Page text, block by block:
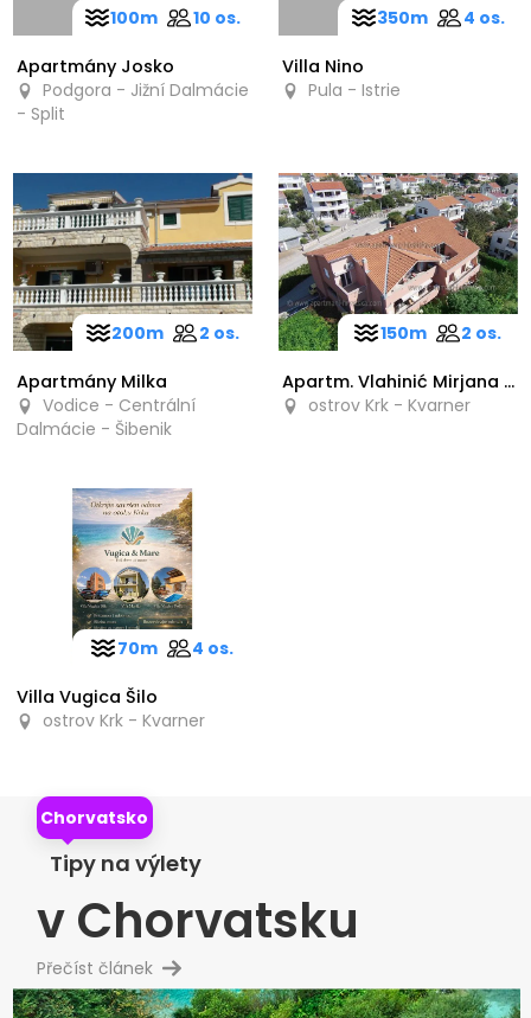
Apartmány Josko
Podgora - Jižní Dalmácie
- Split
100m 10 os.
Villa Nino
Pula - Istrie
350m 4 os.
Apartmány Milka
Vodice - Centrální
Dalmácie - Šibenik
200m 2 os.
Apartm. Vlahinić Mirjana i Valerija
ostrov Krk - Kvarner
150m 2 os.
Villa Vugica Šilo
ostrov Krk - Kvarner
70m 4 os.
Chorvatsko
Tipy na výlety
v Chorvatsku
Přečíst článek